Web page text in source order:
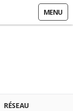
MENU
RÉSEAU